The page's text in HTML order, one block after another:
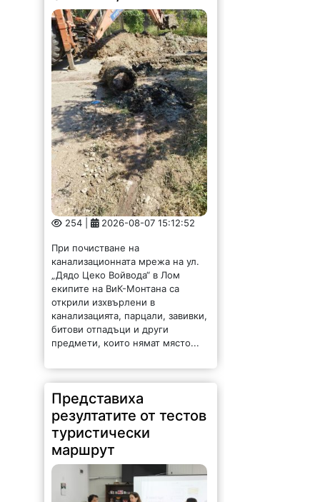
254 | 2026-08-07 15:12:52
При почистване на
канализационната мрежа на ул.
„Дядо Цеко Войвода“ в Лом
екипите на ВиК-Монтана са
открили изхвърлени в
канализацията, парцали, завивки,
битови отпадъци и други
предмети, които нямат място...
Представиха
резултатите от тестов
туристически
маршрут